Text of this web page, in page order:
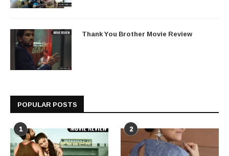
Thank You Brother Movie Review
POPULAR POSTS
1 2